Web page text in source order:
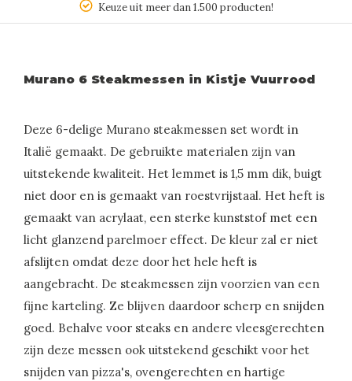
Keuze uit meer dan 1.500 producten!
Murano 6 Steakmessen in Kistje Vuurrood
Deze 6-delige Murano steakmessen set wordt in
Italië gemaakt. De gebruikte materialen zijn van
uitstekende kwaliteit. Het lemmet is 1,5 mm dik, buigt
niet door en is gemaakt van roestvrijstaal. Het heft is
gemaakt van acrylaat, een sterke kunststof met een
licht glanzend parelmoer effect. De kleur zal er niet
afslijten omdat deze door het hele heft is
aangebracht. De steakmessen zijn voorzien van een
fijne karteling. Ze blijven daardoor scherp en snijden
goed. Behalve voor steaks en andere vleesgerechten
zijn deze messen ook uitstekend geschikt voor het
snijden van pizza's, ovengerechten en hartige